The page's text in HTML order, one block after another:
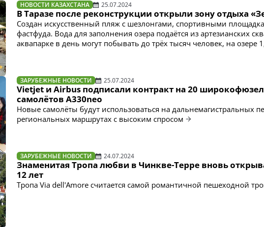
НОВОСТИ КАЗАХСТАНА 25.07.2024
В Таразе после реконструкции открыли зону отдыха
Создан искусственный пляж с шезлонгами, спортивными
фастфуда. Вода для заполнения озера подаётся из артезианских
аквапарке в день могут побывать до трёх тысяч человек, на озере
ЗАРУБЕЖНЫЕ НОВОСТИ 25.07.2024
Vietjet и Airbus подписали контракт на 20
самолётов A330neo
Новые самолёты будут использоваться на дальнемагистральных
региональных маршрутах с высоким спросом
ЗАРУБЕЖНЫЕ НОВОСТИ 24.07.2024
Знаменитая Тропа любви в Чинкве-Терре вновь
12 лет
Тропа Via dell'Amore считается самой романтичной пешеходной